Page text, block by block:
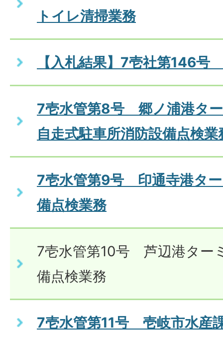
トイレ清掃業務
【入札結果】7壱社第146
7壱水管第8号 郷ノ浦港タ
自走式駐車所消防設備点検業
7壱水管第9号 印通寺港タ
備点検業務
7壱水管第10号 芦辺港ター
備点検業務
7壱水管第11号 壱岐市水産